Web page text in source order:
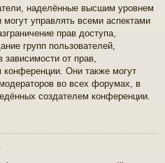
наделённые высшим уровнем
управлять всеми аспектами
прав доступа,
групп пользователей,
от прав,
Они также могут
во всех форумах, в
создателем конференции.